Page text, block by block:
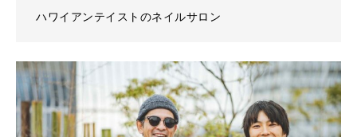
ハワイアンテイストのネイルサロン